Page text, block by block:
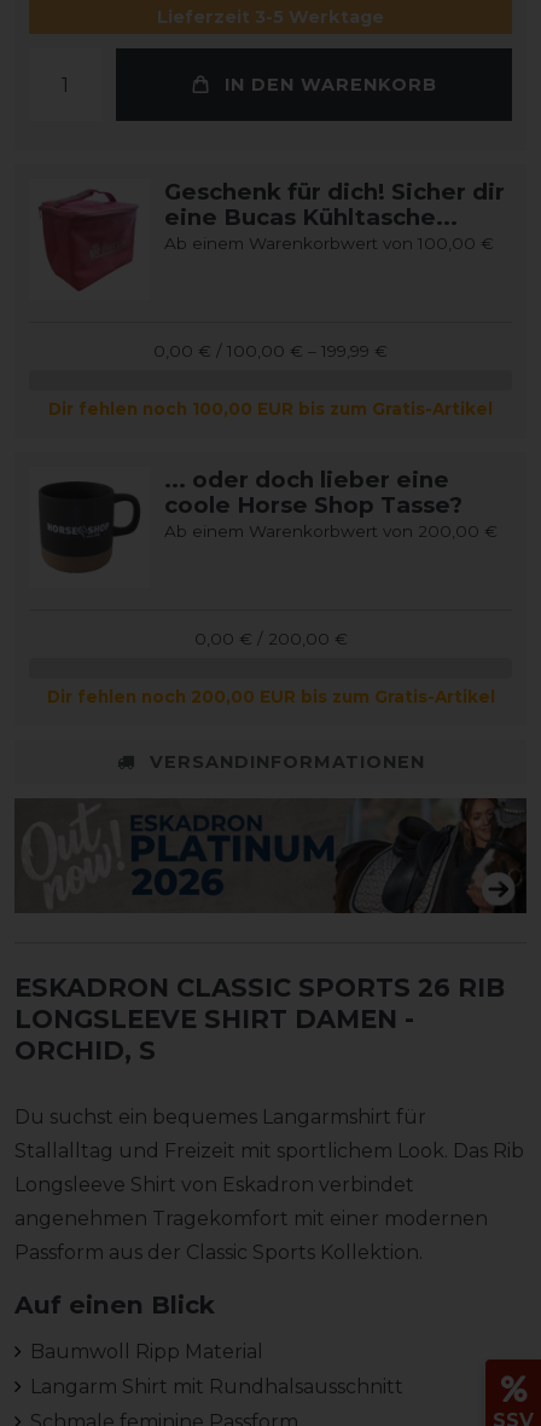
Lieferzeit 3-5 Werktage
IN DEN WARENKORB
Geschenk für dich! Sicher dir
eine Bucas Kühltasche...
Ab einem Warenkorbwert von 100,00 €
0,00 € / 100,00 € – 199,99 €
Dir fehlen noch 100,00 EUR bis zum Gratis-Artikel
... oder doch lieber eine
coole Horse Shop Tasse?
Ab einem Warenkorbwert von 200,00 €
0,00 € / 200,00 €
Dir fehlen noch 200,00 EUR bis zum Gratis-Artikel
VERSANDINFORMATIONEN
ESKADRON CLASSIC SPORTS 26 RIB
LONGSLEEVE SHIRT DAMEN -
ORCHID, S
Du suchst ein bequemes Langarmshirt für
Stallalltag und Freizeit mit sportlichem Look. Das Rib
Longsleeve Shirt von Eskadron verbindet
angenehmen Tragekomfort mit einer modernen
Passform aus der Classic Sports Kollektion.
Auf einen Blick
Baumwoll Ripp Material
Langarm Shirt mit Rundhalsausschnitt
Schmale feminine Passform
SSV